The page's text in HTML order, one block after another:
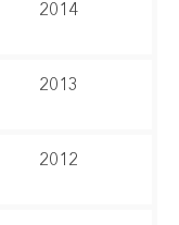
2014
2013
2012